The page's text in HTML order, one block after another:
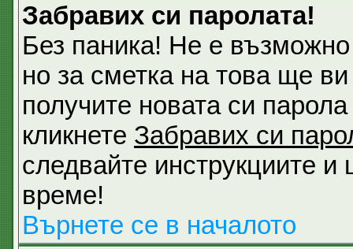
Забравих си паролата!
Без паника! Не е
но за сметка на това ще
получите новата си
кликнете Забравих си
следвайте инструкциите
време!
Върнете се в началото